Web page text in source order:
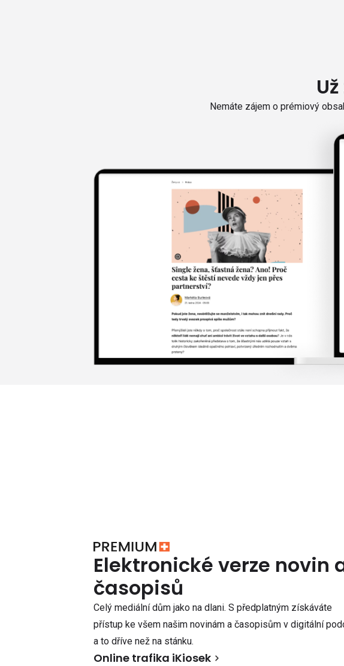
Nemáte zájem o prémiový
Elektronické verze novin
časopisů
Celý mediální dům jako na dlani. S předplatným získáváte
přístup ke všem našim novinám a časopisům v digitální
a to dříve než na stánku.
Online trafika iKiosek